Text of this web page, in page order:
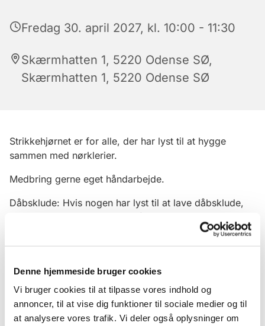
Denne hjemmeside bruger cookies
Vi bruger cookies til at tilpasse vores indhold og
annoncer, til at vise dig funktioner til sociale medier og til
at analysere vores trafik. Vi deler også oplysninger om
Fredag 30. april 2027, kl. 10:00 - 11:30
Skærmhatten 1, 5220 Odense SØ,
Skærmhatten 1, 5220 Odense SØ
Strikkehjørnet er for alle, der har lyst til at hygge
sammen med nørklerier.
Medbring gerne eget håndarbejde.
Dåbsklude: Hvis nogen har lyst til at lave dåbsklude,
kulturmedarbejderhjørnet i Tornbjerg Kirke